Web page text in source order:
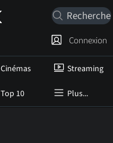
Cinémas Streaming
Top 10 Plus...
Connexion